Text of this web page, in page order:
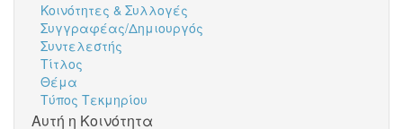
Κοινότητες & Συλλογές
Συγγραφέας/Δημιουργός
Συντελεστής
Τίτλος
Θέμα
Τύπος Τεκμηρίου
Αυτή η Κοινότητα